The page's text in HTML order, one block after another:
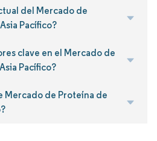
del Mercado de
Pacífico?
clave en el Mercado de
Pacífico?
Mercado de Proteína de